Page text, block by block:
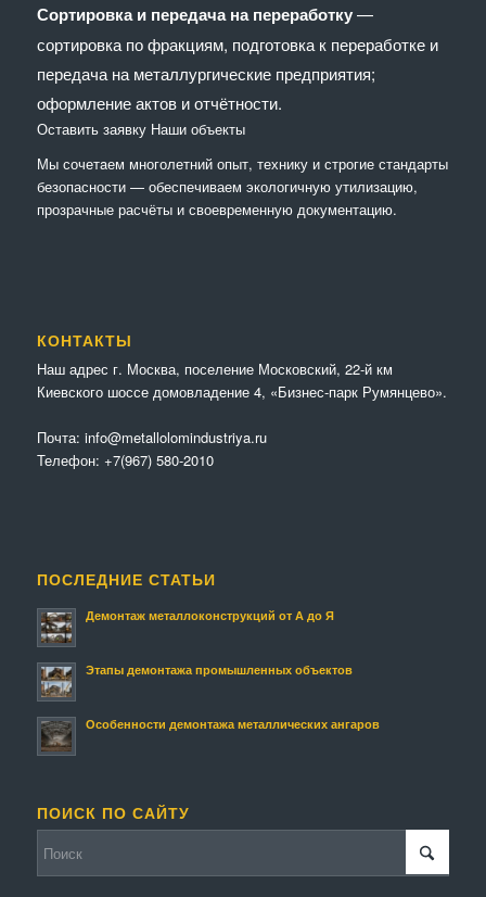
Сортировка и передача на переработку—
сортировка по фракциям, подготовка к переработке и
передача на металлургические предприятия;
оформление актов и отчётности.
Оставить заявку Наши объекты
Мы сочетaем многолетний опыт, технику и строгие стандарты
безопасности — обеспечиваем экологичную утилизацию,
прозрачные расчёты и своевременную документацию.
КОНТАКТЫ
Наш адрес г. Москва, поселение Московский, 22-й км
Киевского шоссе домовладение 4, «Бизнес-парк Румянцево».
Почта: info@metallolomindustriya.ru
Телефон: +7(967) 580-2010
ПОСЛЕДНИЕ СТАТЬИ
Демонтаж металлоконструкций от А до Я
Этапы демонтажа промышленных объектов
Особенности демонтажа металлических ангаров
ПОИСК ПО САЙТУ